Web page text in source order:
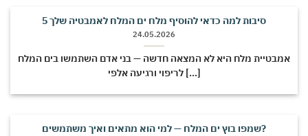
5 סיבות למה כדאי להוסיף מלח ים המלח לאמבטיה שלך
24.05.2026
אמבטיית מלח היא לא המצאה חדשה — בני אדם השתמשו בים המלח
לריפוי ורגיעה אלפי [...]
שמפו בוץ ים המלח — למי הוא מתאים ואיך משתמשים?